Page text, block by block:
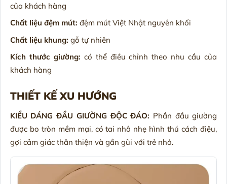
của khách hàng
Chất liệu đệm mút: đệm mút Việt Nhật nguyên khối
Chất liệu khung: gỗ tự nhiên
Kích thước giường: có thể điều chỉnh theo nhu cầu của
khách hàng
THIẾT KẾ XU HƯỚNG
KIỂU DÁNG ĐẦU GIƯỜNG ĐỘC ĐÁO: Phần đầu giường
được bo tròn mềm mại, có tai nhô nhẹ hình thú cách điệu,
gợi cảm giác thân thiện và gần gũi với trẻ nhỏ.